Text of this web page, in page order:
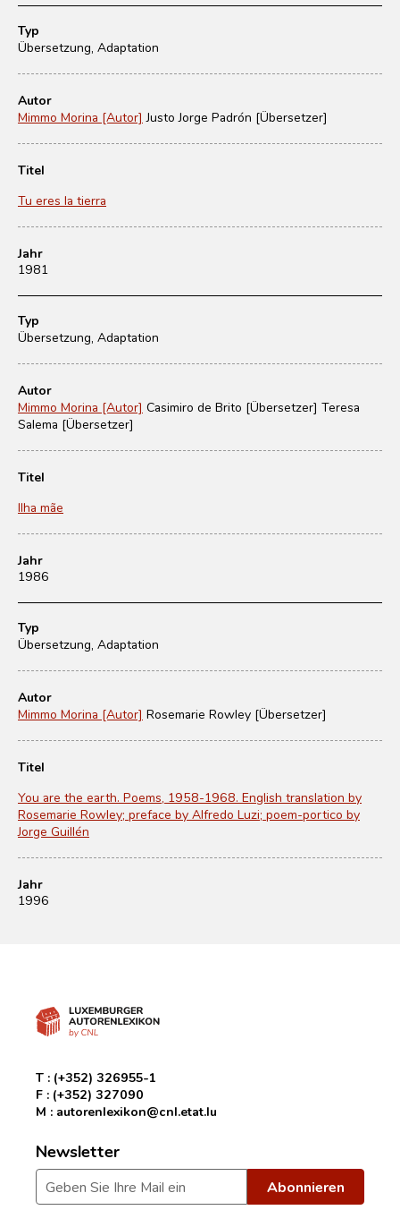
Typ
Übersetzung, Adaptation
Autor
Mimmo Morina [Autor] Justo Jorge Padrón [Übersetzer]
Titel
Tu eres la tierra
Jahr
1981
Typ
Übersetzung, Adaptation
Autor
Mimmo Morina [Autor] Casimiro de Brito [Übersetzer] Teresa
Salema [Übersetzer]
Titel
Ilha mãe
Jahr
1986
Typ
Übersetzung, Adaptation
Autor
Mimmo Morina [Autor] Rosemarie Rowley [Übersetzer]
Titel
You are the earth. Poems, 1958-1968. English translation by
Rosemarie Rowley; preface by Alfredo Luzi; poem-portico by
Jorge Guillén
Jahr
1996
T : (+352) 326955-1
F : (+352) 327090
M : autorenlexikon@cnl.etat.lu
Newsletter